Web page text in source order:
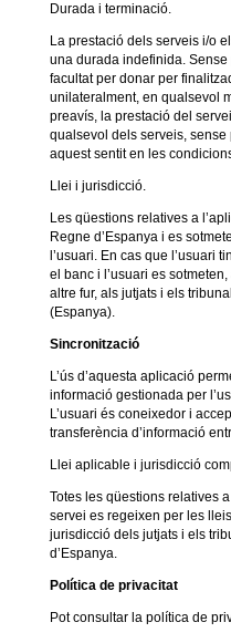
Durada i terminació.
La prestació dels serveis i/o
una durada indefinida. Sense
facultat per donar per
unilateralment, en qualsevol
preavís, la prestació del
qualsevol dels serveis, sense
aquest sentit en les
Llei i jurisdicció.
Les qüestions relatives a
Regne d’Espanya i es
l’usuari. En cas que l’usuari
el banc i l’usuari es
altre fur, als jutjats i els
(Espanya).
Sincronització
L’ús d’aquesta aplicació
informació gestionada per
L’usuari és coneixedor i
transferència d’informació
Llei aplicable i jurisdicció
Totes les qüestions relatives
servei es regeixen per les
jurisdicció dels jutjats i els
d’Espanya.
Política de privacitat
Pot consultar la política de